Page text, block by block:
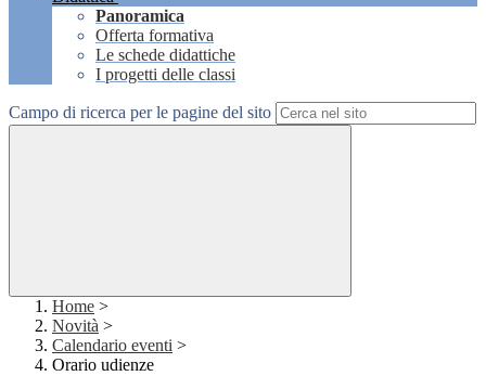
Panoramica
Offerta formativa
Le schede didattiche
I progetti delle classi
Campo di ricerca per le pagine del sito
Home >
Novità >
Calendario eventi >
Orario udienze